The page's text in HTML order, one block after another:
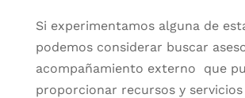
Si experimentamos alguna de
podemos considerar buscar
acompañamiento externo que
proporcionar recursos y